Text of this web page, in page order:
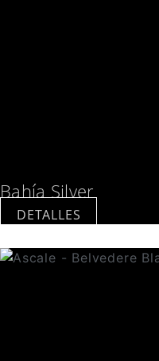
Bahía Silver
DETALLES